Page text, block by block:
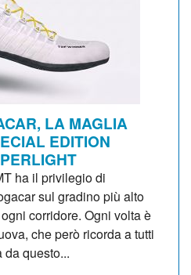
LA MAGLIA
EDITION
ha il privilegio di
sul gradino più alto
corridore. Ogni volta è
che però ricorda a tutti
questo...